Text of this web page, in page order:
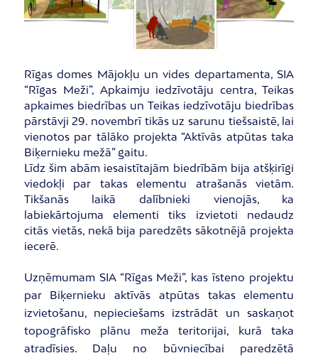
Rīgas domes Mājokļu un vides departamenta, SIA
“Rīgas Meži”, Apkaimju iedzīvotāju centra, Teikas
apkaimes biedrības un Teikas iedzīvotāju biedrības
pārstāvji 29. novembrī tikās uz sarunu tiešsaistē, lai
vienotos par tālāko projekta “Aktīvās atpūtas taka
Biķernieku mežā” gaitu.
Līdz šim abām iesaistītajām biedrībām bija atšķirīgi
viedokļi par takas elementu atrašanās vietām.
Tikšanās laikā dalībnieki vienojās, ka
labiekārtojuma elementi tiks izvietoti nedaudz
citās vietās, nekā bija paredzēts sākotnējā projekta
iecerē.
Uzņēmumam SIA “Rīgas Meži”, kas īsteno projektu
par Biķernieku aktīvās atpūtas takas elementu
izvietošanu, nepieciešams izstrādāt un saskaņot
topogrāfisko plānu meža teritorijai, kurā taka
atradīsies. Daļu no būvniecībai paredzētā